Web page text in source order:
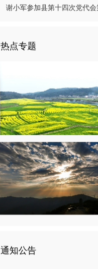
谢小军参加县第十四次党代会第四代
热点专题
通知公告